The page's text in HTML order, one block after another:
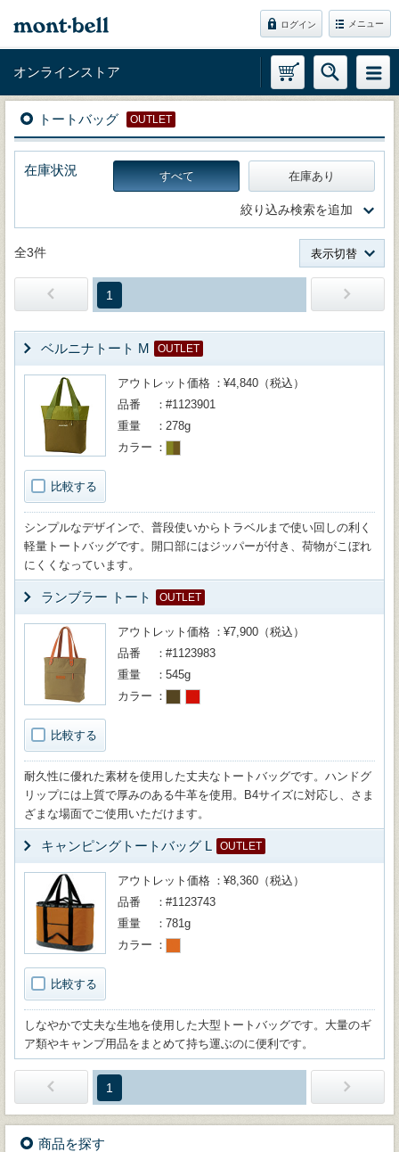
ログイン メニュー
オンラインストア
トートバッグ OUTLET
在庫状況 すべて 在庫あり
絞り込み検索を追加
全3件 表示切替
1
ベルニナトート M OUTLET
比較する
アウトレット価格
¥4,840（税込）
品番
#1123901
重量
278g
カラー
シンプルなデザインで、普段使いからトラベルまで使い回しの利く
軽量トートバッグです。開口部にはジッパーが付き、荷物がこぼれ
にくくなっています。
ランブラー トート OUTLET
比較する
アウトレット価格
¥7,900（税込）
品番
#1123983
重量
545g
カラー
耐久性に優れた素材を使用した丈夫なトートバッグです。ハンドグ
リップには上質で厚みのある牛革を使用。B4サイズに対応し、さま
ざまな場面でご使用いただけます。
キャンピングトートバッグ L OUTLET
比較する
アウトレット価格
¥8,360（税込）
品番
#1123743
重量
781g
カラー
しなやかで丈夫な生地を使用した大型トートバッグです。大量のギ
ア類やキャンプ用品をまとめて持ち運ぶのに便利です。
1
商品を探す